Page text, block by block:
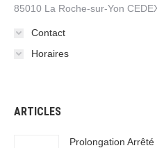
85010 La Roche-sur-Yon
Contact
Horaires
ARTICLES
Prolongation Arrêté